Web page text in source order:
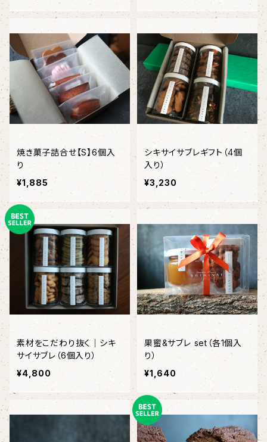
焼き菓子詰合せ【S】6個入
り
¥1,885
シキサイサブレギフト（4個
入り）
¥3,230
素材をこだわり抜く｜シキ
サイサブレ（6個入り）
¥4,800
果蜜&サブレ set（各1個入
り）
¥1,640